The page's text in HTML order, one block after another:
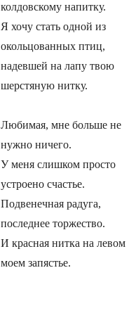
колдовскому напитку.
Я хочу стать одной из
окольцованных птиц,
надевшей на лапу твою
шерстяную нитку.
Любимая, мне больше не
нужно ничего.
У меня слишком просто
устроено счастье.
Подвенечная радуга,
последнее торжество.
И красная нитка на левом
моем запястье.